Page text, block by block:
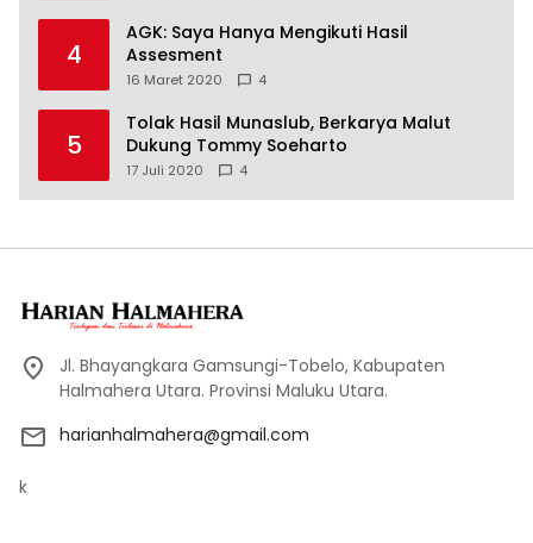
4
AGK: Saya Hanya Mengikuti Hasil
Assesment
16 Maret 2020 4
5
Tolak Hasil Munaslub, Berkarya Malut
Dukung Tommy Soeharto
17 Juli 2020 4
Jl. Bhayangkara Gamsungi-Tobelo, Kabupaten
Halmahera Utara. Provinsi Maluku Utara.
harianhalmahera@gmail.com
k